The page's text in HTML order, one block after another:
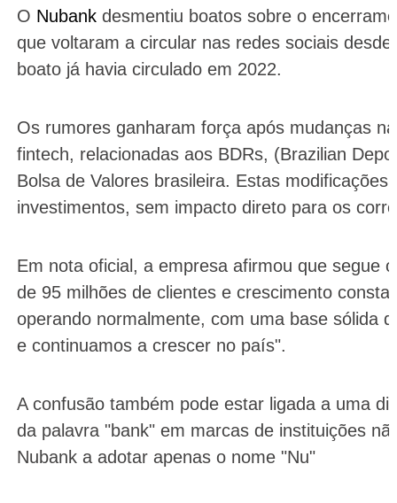
O Nubank desmentiu boatos sobre o
que voltaram a circular nas redes sociais
boato já havia circulado em 2022.
Os rumores ganharam força após mudanças
fintech, relacionadas aos BDRs, (Brazilian
Bolsa de Valores brasileira. Estas
investimentos, sem impacto direto para os
Em nota oficial, a empresa afirmou que segue
de 95 milhões de clientes e crescimento
operando normalmente, com uma base sólida
e continuamos a crescer no país".
A confusão também pode estar ligada a uma
da palavra "bank" em marcas de instituições
Nubank a adotar apenas o nome "Nu"